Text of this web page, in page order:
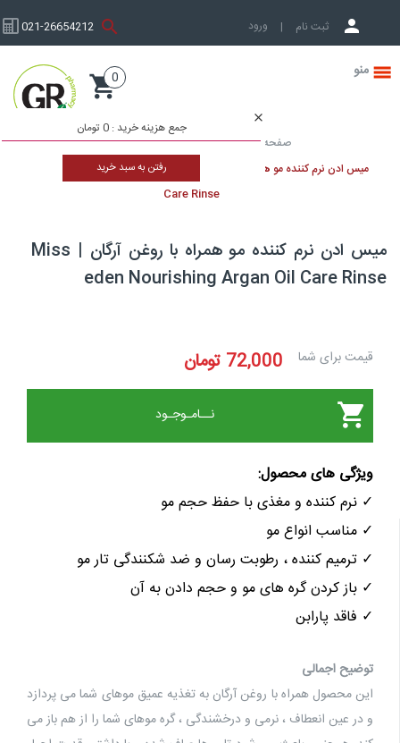
ثبت نام | ورود به حساب کاربری 021-26654212
جمع هزینه خرید :0 تومان
رفتن به سبد خرید
صفحه نخست محصولات مو
نرم کننده
میس ادن نرم کننده مو همراه با روغن آرگان | Miss eden Nourishing Argan Oil
Care Rinse
میس ادن نرم کننده مو همراه با روغن آرگان | Miss
eden Nourishing Argan Oil Care
برای شما 72,000تومان
نــامـوجـود
های محصول:
نرم کننده و مغذی با حفظ حجم مو
مناسب انواع مو
ترمیم کننده ، رطوبت رسان و ضد شکنندگی تار مو
باز کردن گره های مو و حجم دادن به آن
فاقد پارابن
اجمالی
محصول همراه با روغن آرگان به تغذیه عمیق موهای شما می پردازد
در عین انعطاف ، نرمی و درخشندگی ، گره موهای شما را از هم باز می